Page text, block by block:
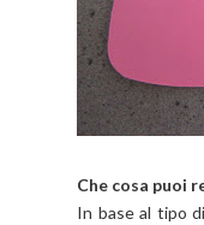
Che cosa puoi
In base al tipo